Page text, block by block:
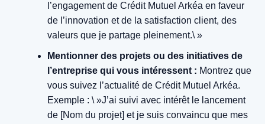
l’engagement de Crédit Mutuel Arkéa en faveur
de l’innovation et de la satisfaction client, des
valeurs que je partage pleinement.\ »
Mentionner des projets ou des initiatives de
l’entreprise qui vous intéressent : Montrez que
vous suivez l’actualité de Crédit Mutuel Arkéa.
Exemple : \ »J’ai suivi avec intérêt le lancement
de [Nom du projet] et je suis convaincu que mes